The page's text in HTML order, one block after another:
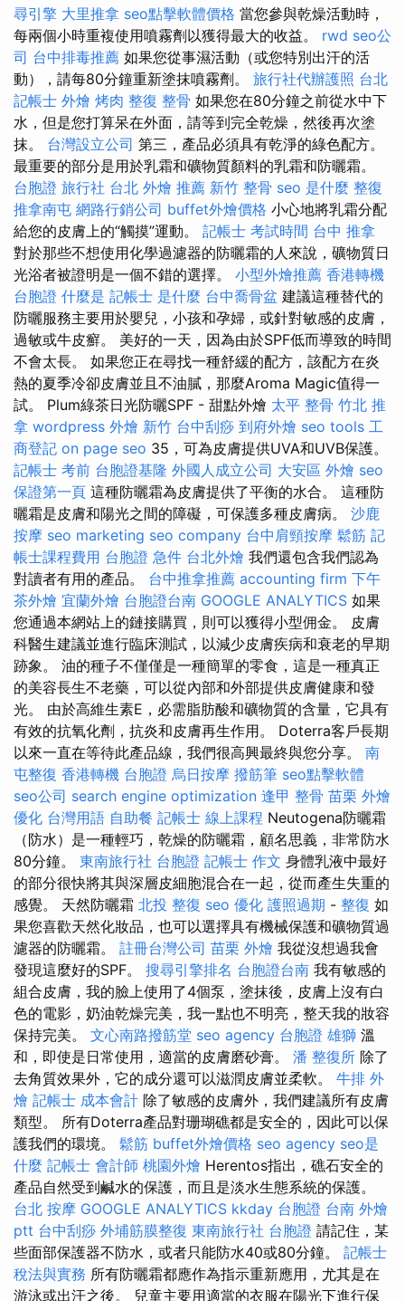
尋引擎 大里推拿 seo點擊軟體價格 當您參與乾燥活動時，
每兩個小時重複使用噴霧劑以獲得最大的收益。 rwd seo公
司 台中排毒推薦 如果您從事濕活動（或您特別出汗的活
動），請每80分鐘重新塗抹噴霧劑。 旅行社代辦護照 台北
記帳士 外燴 烤肉 整復 整骨 如果您在80分鐘之前從水中下
水，但是您打算呆在外面，請等到完全乾燥，然後再次塗
抹。 台灣設立公司 第三，產品必須具有乾淨的綠色配方。
最重要的部分是用於乳霜和礦物質顏料的乳霜和防曬霜。
台胞證 旅行社 台北 外燴 推薦 新竹 整骨 seo 是什麼 整復
推拿南屯 網路行銷公司 buffet外燴價格 小心地將乳霜分配
給您的皮膚上的“觸摸”運動。 記帳士 考試時間 台中 推拿
對於那些不想使用化學過濾器的防曬霜的人來說，礦物質日
光浴者被證明是一個不錯的選擇。 小型外燴推薦 香港轉機
台胞證 什麼是 記帳士 是什麼 台中喬骨盆 建議這種替代的
防曬服務主要用於嬰兒，小孩和孕婦，或針對敏感的皮膚，
過敏或牛皮癬。 美好的一天，因為由於SPF低而導致的時間
不會太長。 如果您正在尋找一種舒緩的配方，該配方在炎
熱的夏季冷卻皮膚並且不油膩，那麼Aroma Magic值得一
試。 Plum綠茶日光防曬SPF - 甜點外燴 太平 整骨 竹北 推
拿 wordpress 外燴 新竹 台中刮痧 到府外燴 seo tools 工
商登記 on page seo 35，可為皮膚提供UVA和UVB保護。
記帳士 考前 台胞證基隆 外國人成立公司 大安區 外燴 seo
保證第一頁 這種防曬霜為皮膚提供了平衡的水合。 這種防
曬霜是皮膚和陽光之間的障礙，可保護多種皮膚病。 沙鹿
按摩 seo marketing seo company 台中肩頸按摩 鬆筋 記
帳士課程費用 台胞證 急件 台北外燴 我們還包含我們認為
對讀者有用的產品。 台中推拿推薦 accounting firm 下午
茶外燴 宜蘭外燴 台胞證台南 GOOGLE ANALYTICS 如果
您通過本網站上的鏈接購買，則可以獲得小型佣金。 皮膚
科醫生建議並進行臨床測試，以減少皮膚疾病和衰老的早期
跡象。 油的種子不僅僅是一種簡單的零食，這是一種真正
的美容長生不老藥，可以從內部和外部提供皮膚健康和發
光。 由於高維生素E，必需脂肪酸和礦物質的含量，它具有
有效的抗氧化劑，抗炎和皮膚再生作用。 Doterra客戶長期
以來一直在等待此產品線，我們很高興最終與您分享。 南
屯整復 香港轉機 台胞證 烏日按摩 撥筋筆 seo點擊軟體
seo公司 search engine optimization 逢甲 整骨 苗栗 外燴
優化 台灣用語 自助餐 記帳士 線上課程 Neutogena防曬霜
（防水）是一種輕巧，乾燥的防曬霜，顧名思義，非常防水
80分鐘。 東南旅行社 台胞證 記帳士 作文 身體乳液中最好
的部分很快將其與深層皮細胞混合在一起，從而產生失重的
感覺。 天然防曬霜 北投 整復 seo 優化 護照過期 - 整復 如
果您喜歡天然化妝品，也可以選擇具有機械保護和礦物質過
濾器的防曬霜。 註冊台灣公司 苗栗 外燴 我從沒想過我會
發現這麼好的SPF。 搜尋引擎排名 台胞證台南 我有敏感的
組合皮膚，我的臉上使用了4個泵，塗抹後，皮膚上沒有白
色的電影，奶油乾燥完美，我一點也不明亮，整天我的妝容
保持完美。 文心南路撥筋堂 seo agency 台胞證 雄獅 溫
和，即使是日常使用，適當的皮膚磨砂膏。 潘 整復所 除了
去角質效果外，它的成分還可以滋潤皮膚並柔軟。 牛排 外
燴 記帳士 成本會計 除了敏感的皮膚外，我們建議所有皮膚
類型。 所有Doterra產品對珊瑚礁都是安全的，因此可以保
護我們的環境。 鬆筋 buffet外燴價格 seo agency seo是
什麼 記帳士 會計師 桃園外燴 Herentos指出，礁石安全的
產品自然受到鹹水的保護，而且是淡水生態系統的保護。
台北 按摩 GOOGLE ANALYTICS kkday 台胞證 台南 外燴
ptt 台中刮痧 外埔筋膜整復 東南旅行社 台胞證 請記住，某
些面部保護器不防水，或者只能防水40或80分鐘。 記帳士
稅法與實務 所有防曬霜都應作為指示重新應用，尤其是在
游泳或出汗之後。 兒童主要用適當的衣服在陽光下進行保